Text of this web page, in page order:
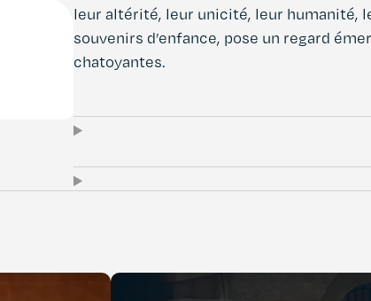
leur altérité, leur unicité, leur humanité,
souvenirs d’enfance, pose un regard
chatoyantes.